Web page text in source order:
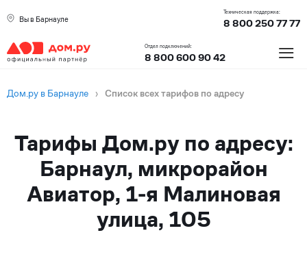
Вы в Барнауле
Техническая поддержка:
8 800 250 77 77
Отдел подключений:
8 800 600 90 42 ≡
Дом.ру в Барнауле › Список всех тарифов по адресу
Тарифы Дом.ру по адресу:
Барнаул, микрорайон
Авиатор, 1-я Малиновая
улица, 105